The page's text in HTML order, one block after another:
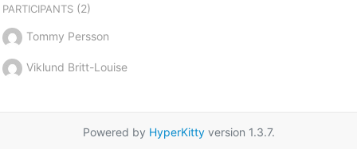
PARTICIPANTS(2)
Tommy Persson
Viklund Britt-Louise
Powered by HyperKittyversion 1.3.7.